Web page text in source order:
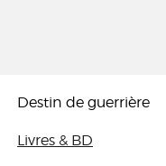
Destin de guerrière
Livres & BD